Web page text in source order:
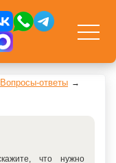
Вопросы-ответы
что нужно